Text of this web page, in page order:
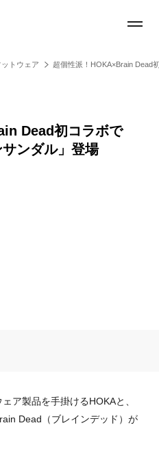
ットウェア 超個性派！HOKA×Brain Dead
Dead初コラボで
サンダル」登場
ェア製品を手掛けるHOKAと、
Dead（ブレインデッド）が